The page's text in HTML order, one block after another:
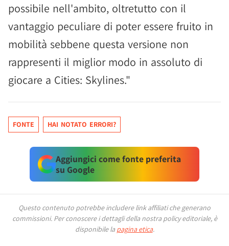
possibile nell'ambito, oltretutto con il
vantaggio peculiare di poter essere fruito in
mobilità sebbene questa versione non
rappresenti il miglior modo in assoluto di
giocare a Cities: Skylines."
FONTE HAI NOTATO ERRORI?
Aggiungici come fonte preferita
su Google
Questo contenuto potrebbe includere link affiliati che generano
commissioni. Per conoscere i dettagli della nostra policy editoriale, è
disponibile la pagina etica.